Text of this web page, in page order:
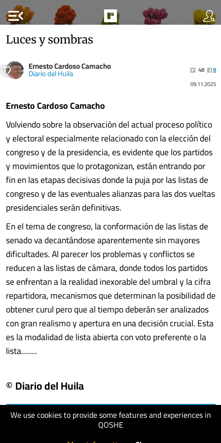
menu_open
We use cookies to provide some features and experiences in
QOSHE
Luces y sombras
Ernesto Cardoso Camacho
Diario del Huila 48
0
09.11.2025
Ernesto Cardoso Camacho
Volviendo sobre la observación del actual proceso político
y electoral especialmente relacionado con la elección del
congreso y de la presidencia, es evidente que los partidos
y movimientos que lo protagonizan, están entrando por
fin en las etapas decisivas donde la puja por las listas de
congreso y de las eventuales alianzas para las dos vueltas
presidenciales serán definitivas.
En el tema de congreso, la conformación de las listas de
senado va decantándose aparentemente sin mayores
dificultades. Al parecer los problemas y conflictos se
reducen a las listas de cámara, donde todos los partidos
se enfrentan a la realidad inexorable del umbral y la cifra
repartidora, mecanismos que determinan la posibilidad de
obtener curul pero que al tiempo deberán ser analizados
con gran realismo y apertura en una decisión crucial. Esta
es la modalidad de lista abierta con voto preferente o la
lista........
© Diario del Huila
visit website